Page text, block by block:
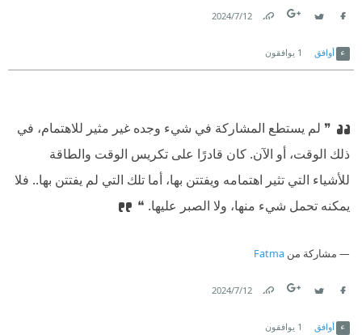
12‏/7‏/2024
أوافق 1 يوافقون
❞ لم يستطع المشاركة في شيء وجده غير مثير للاهتمام، في
ذلك الوقت، أو الآن. كان قادرًا على تكريس الوقت والطاقة
للأشياء التي تثير اهتمامه ويفتتن بها، أما تلك التي لم يفتتن بها.. فلا
يمكنه تحمل شيء منها، ولا الصبر عليها. ❝
مشاركة من Fatma
12‏/7‏/2024
أوافق 1 يوافقون